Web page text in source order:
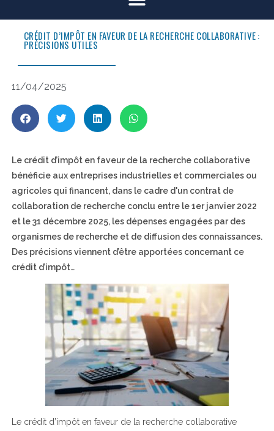
CRÉDIT D’IMPÔT EN FAVEUR DE LA RECHERCHE COLLABORATIVE :
PRÉCISIONS UTILES
11/04/2025
Le crédit d’impôt en faveur de la recherche collaborative
bénéficie aux entreprises industrielles et commerciales ou
agricoles qui financent, dans le cadre d'un contrat de
collaboration de recherche conclu entre le 1er janvier 2022
et le 31 décembre 2025, les dépenses engagées par des
organismes de recherche et de diffusion des connaissances.
Des précisions viennent d’être apportées concernant ce
crédit d’impôt…
Le crédit d’impôt en faveur de la recherche collaborative